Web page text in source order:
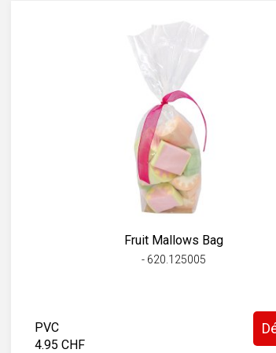
Fruit Mallows Bag
- 620.125005
PVC
4.95 CHF